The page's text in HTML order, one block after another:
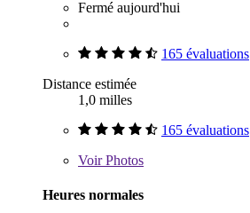
Fermé aujourd'hui
165 évaluations
Distance estimée
1,0 milles
165 évaluations
VoirPhotos
Heures normales